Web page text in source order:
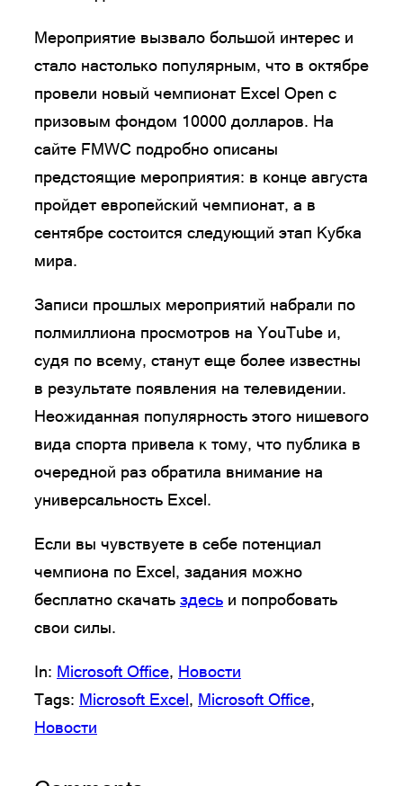
Мероприятие вызвало большой интерес и
стало настолько популярным, что в октябре
провели новый чемпионат Excel Open с
призовым фондом 10000 долларов. На
сайте FMWC подробно описаны
предстоящие мероприятия: в конце августа
пройдет европейский чемпионат, а в
сентябре состоится следующий этап Кубка
мира.
Записи прошлых мероприятий набрали по
полмиллиона просмотров на YouTube и,
судя по всему, станут еще более известны
в результате появления на телевидении.
Неожиданная популярность этого нишевого
вида спорта привела к тому, что публика в
очередной раз обратила внимание на
универсальность Excel.
Если вы чувствуете в себе потенциал
чемпиона по Excel, задания можно
бесплатно скачать здесь и попробовать
свои силы.
In: Microsoft Office, Новости
Tags: Microsoft Excel, Microsoft Office
Новости